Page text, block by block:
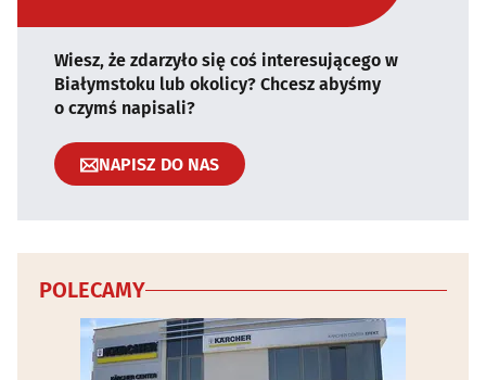
Wiesz, że zdarzyło się coś interesującego w
Białymstoku lub okolicy? Chcesz abyśmy
o czymś napisali?
NAPISZ DO NAS
POLECAMY